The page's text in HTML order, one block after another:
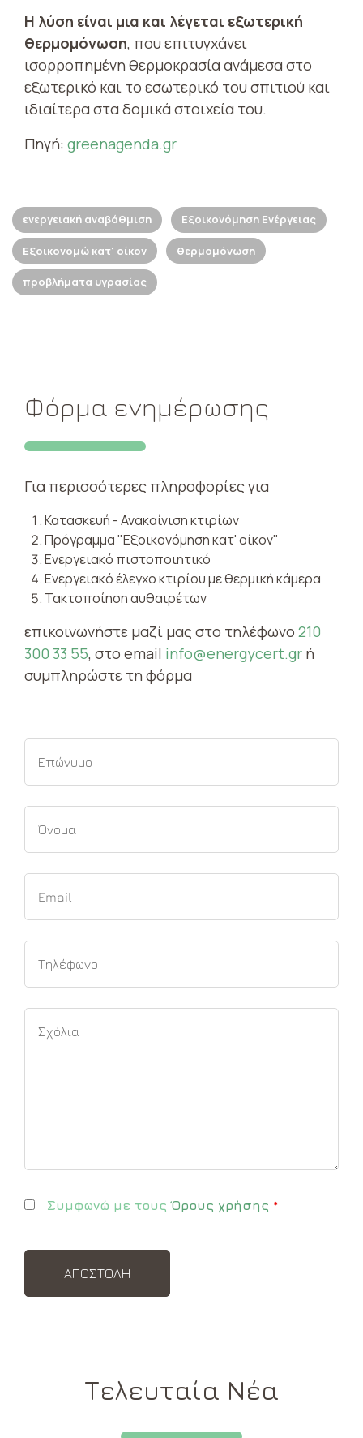
Η λύση είναι μια και λέγεται εξωτερική
θερμομόνωση, που επιτυγχάνει
ισορροπημένη θερμοκρασία ανάμεσα στο
εξωτερικό και το εσωτερικό του σπιτιού και
ιδιαίτερα στα δομικά στοιχεία του.
Πηγή: greenagenda.gr
ενεργειακή αναβάθμιση Εξοικονόμηση Ενέργειας
Εξοικονομώ κατ' οίκον θερμομόνωση
προβλήματα υγρασίας
Φόρμα ενημέρωσης
Για περισσότερες πληροφορίες για
Κατασκευή - Ανακαίνιση κτιρίων
Πρόγραμμα "Εξοικονόμηση κατ' οίκον"
Ενεργειακό πιστοποιητικό
Ενεργειακό έλεγχο κτιρίου με θερμική κάμερα
Τακτοποίηση αυθαιρέτων
επικοινωνήστε μαζί μας στο τηλέφωνο 210
300 33 55, στο email info@energycert.gr ή
συμπληρώστε τη φόρμα
Συμφωνώ με τουςΌρους χρήσης *
Τελευταία Νέα